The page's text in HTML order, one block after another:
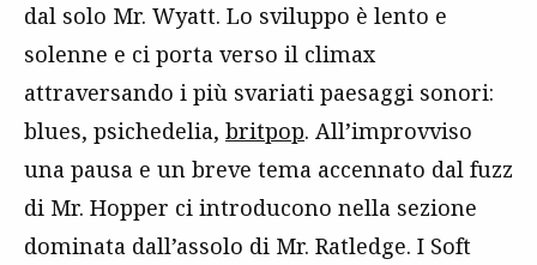
dal solo Mr. Wyatt. Lo sviluppo è lento e
solenne e ci porta verso il climax
attraversando i più svariati paesaggi sonori:
blues, psichedelia, britpop. All’improvviso
una pausa e un breve tema accennato dal fuzz
di Mr. Hopper ci introducono nella sezione
dominata dall’assolo di Mr. Ratledge. I Soft